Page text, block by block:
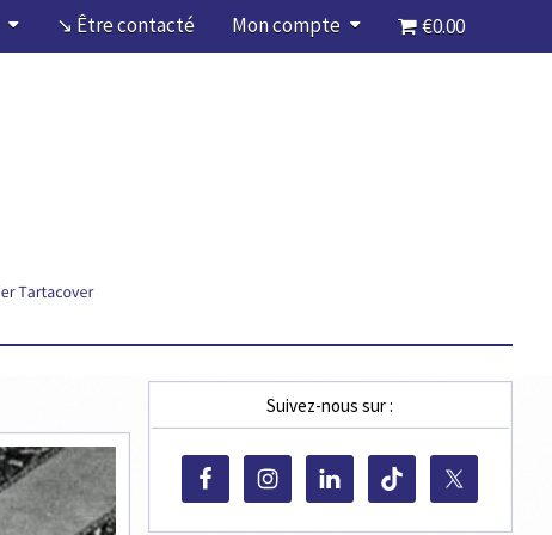
↘ Être contacté Mon compte €0.00
Suivez-nous sur :